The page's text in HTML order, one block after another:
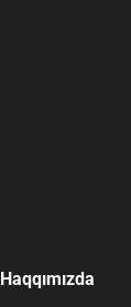
Haqqımızda